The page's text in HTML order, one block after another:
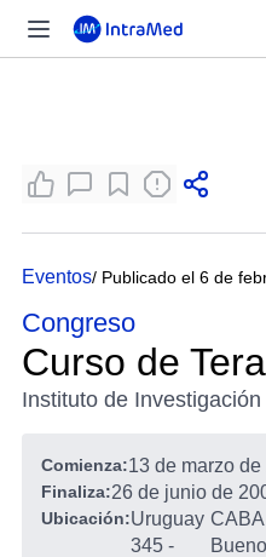
Eventos/ Publicado el 6 de
Congreso
Curso de
Instituto de
Comienza:13 de marzo de
Finaliza:26 de junio de
Ubicación:Uruguay
345 -